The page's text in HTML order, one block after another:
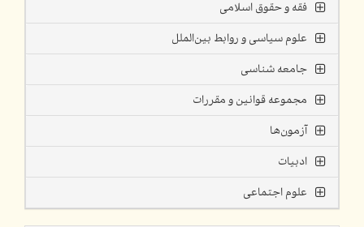
فقه و حقوق اسلامی
علوم سیاسی و روابط بین‌الملل
جامعه شناسی
مجموعه قوانین و مقررات
آزمون‌ها
ادبیات
علوم اجتماعی